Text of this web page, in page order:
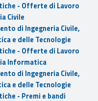
- Offerte di Lavoro
Civile
di Ingegneria Civile,
e delle Tecnologie
- Offerte di Lavoro
Informatica
di Ingegneria Civile,
e delle Tecnologie
- Premi e bandi